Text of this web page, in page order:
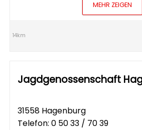
MEHR ZEIGEN
14km
Jagdgenossenschaft
31558 Hagenburg
Telefon: 0 50 33 / 70 39